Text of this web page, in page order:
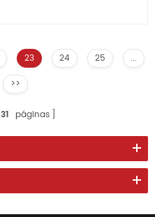
23 24 25
...
>>
31 páginas